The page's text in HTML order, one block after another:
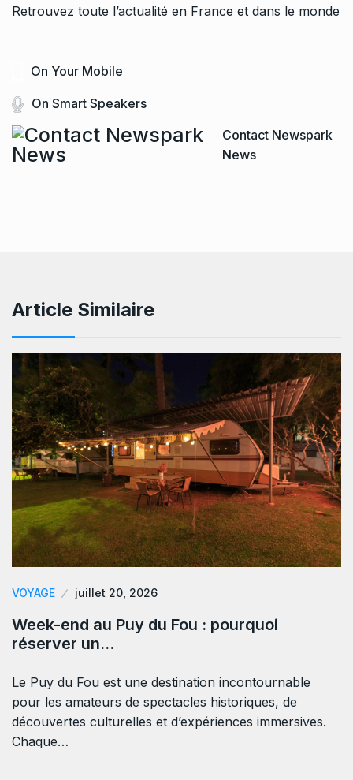
Retrouvez toute l’actualité en France et dans le monde
On Your Mobile
On Smart Speakers
Contact Newspark
News
Article Similaire
VOYAGE juillet 20, 2026
Week-end au Puy du Fou : pourquoi
réserver un…
Le Puy du Fou est une destination incontournable
pour les amateurs de spectacles historiques, de
découvertes culturelles et d’expériences immersives.
Chaque…